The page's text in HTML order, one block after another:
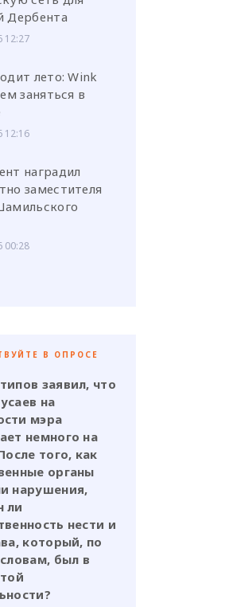
Дербента
12:27
лето: Wink
заняться в
12:16
наградил
заместителя
00:28
В ОПРОСЕ
заявил, что
на
мэра
немного на
того, как
органы
нарушения,
ли
нести и
который, по
был в